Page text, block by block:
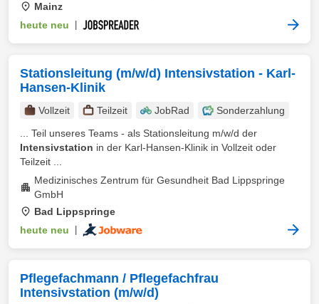
Mainz
heute neu
Stationsleitung (m/w/d) Intensivstation - Karl-
Hansen-Klinik
Vollzeit Teilzeit JobRad
Sonderzahlung
... Teil unseres Teams - als Stationsleitung m/w/d der
Intensivstation in der Karl-Hansen-Klinik in Vollzeit oder
Teilzeit ...
Medizinisches Zentrum für Gesundheit Bad Lippspringe
GmbH
Bad Lippspringe
heute neu
Pflegefachmann / Pflegefachfrau
Intensivstation (m/w/d)